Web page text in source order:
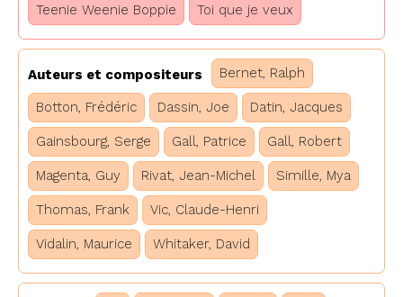
Teenie Weenie Boppie Toi que je veux
Auteurs et compositeurs Bernet, Ralph
Botton, Frédéric Dassin, Joe Datin, Jacques
Gainsbourg, Serge Gall, Patrice Gall, Robert
Magenta, Guy Rivat, Jean-Michel Simille, Mya
Thomas, Frank Vic, Claude-Henri
Vidalin, Maurice Whitaker, David